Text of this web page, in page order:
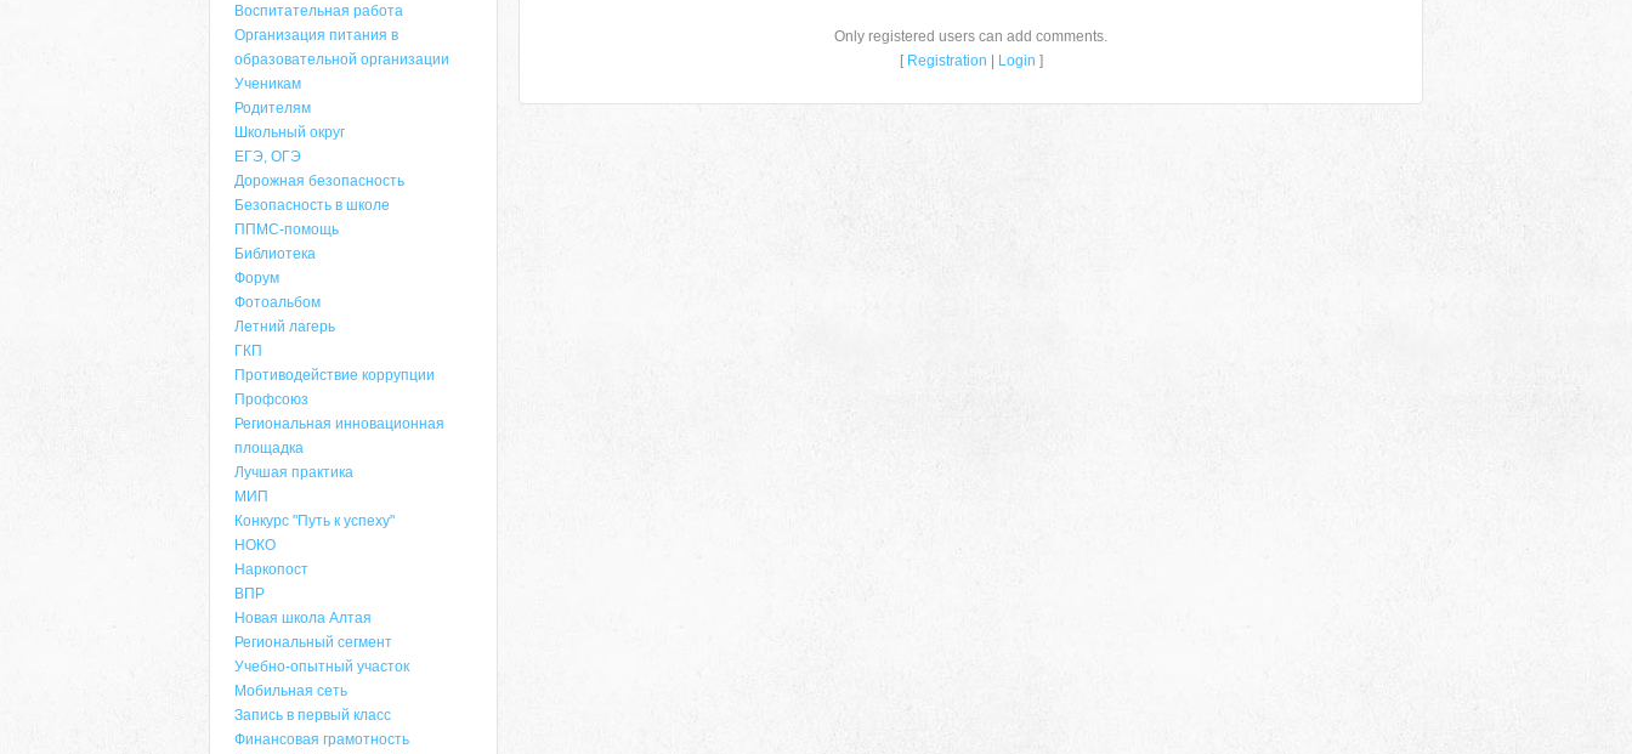
Адрес
659635, Алтайский край, Алтайский район, село Ая, ул. Школьная 11. тел. 28-
6-49, электронный адрес: aja_70@mail.ru
6-49, электронный адрес: aja_70@mail.ru
Only registered users can add comments.
[ Registration Login ]
Воспитательная работа
Организация питания в
образовательной организации
Ученикам
Родителям
Школьный округ
ЕГЭ, ОГЭ
Дорожная безопасность
Безопасность в школе
ППМС-помощь
Библиотека
Форум
Фотоальбом
Летний лагерь
ГКП
Противодействие коррупции
Профсоюз
Региональная инновационная
площадка
Лучшая практика
МИП
Конкурс "Путь к успеху"
НОКО
Наркопост
ВПР
Новая школа Алтая
Региональный сегмент
Учебно-опытный участок
Мобильная сеть
Запись в первый класс
Финансовая грамотность